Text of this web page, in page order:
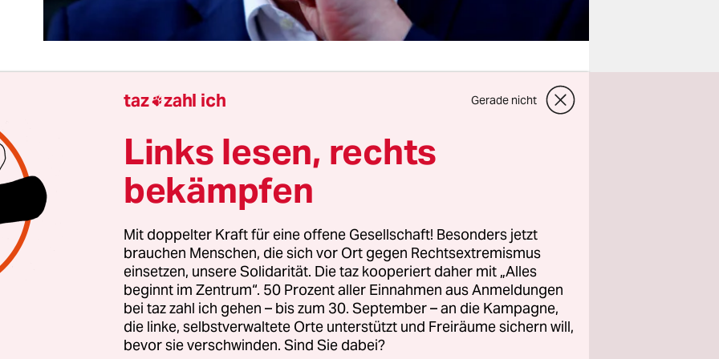
Seehofer ist Horst Seehofer ein ganz schönes Opfer.
haben sich von ihm abgewandt, keiner versteht ihn und
sich auch noch die Medien gegen ihn verschworen.
der Betrogene, der Gemobbte: Das ist die Rolle, in der
Chef und Innenminister in diesem Sommer suhlt.
war es mal wieder so weit:Im ARD-Sommerinterview
Seehofer
, er und seine Partei seien in der Asyldebatte „in
worden zu Mördern, zu Rassisten, zu Terroristen, zu
den Begriff des „Asyltourismus“ rege sich normalerweise
auf, aber „wenn’s die CSU sagt, kommt sofort die
taz zahl ich Gerade nicht
Links lesen, rechts
bekämpfen
Mit doppelter Kraft für eine offene Gesellschaft! Besonders jetzt
brauchen Menschen, die sich vor Ort gegen Rechtsextremismus
einsetzen, unsere Solidarität. Die taz kooperiert daher mit „Alles
beginnt im Zentrum“. 50 Prozent aller Einnahmen aus Anmeldungen
bei taz zahl ich gehen – bis zum 30. September – an die Kampagne,
die linke, selbstverwaltete Orte unterstützt und Freiräume sichern will,
bevor sie verschwinden. Sind Sie dabei?